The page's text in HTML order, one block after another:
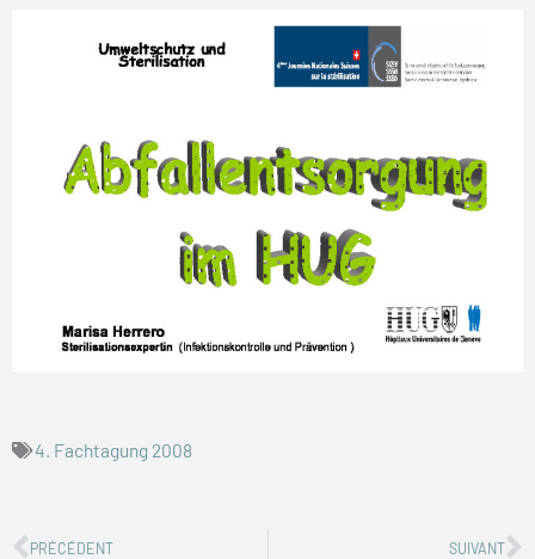
4. Fachtagung 2008
Zurück
PRÉCÉDENT SUIVANT